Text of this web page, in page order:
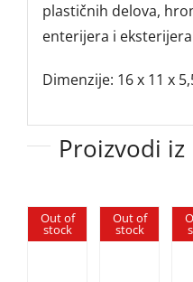
plastičnih delova,
enterijera i
Dimenzije: 16 x 11 x
Proizvodi
Out of
stock
Out of
stock